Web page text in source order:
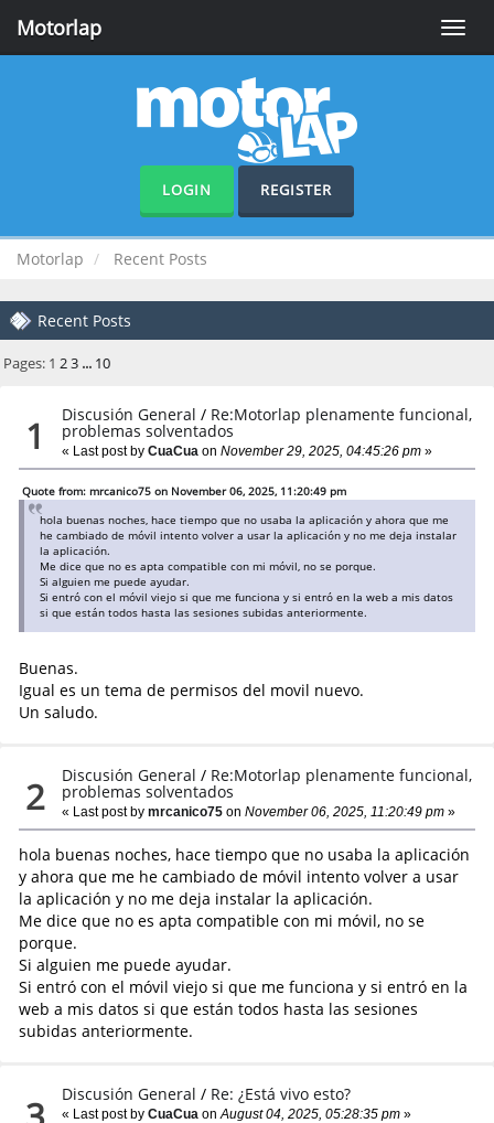
Toggle
Motorlap
LOGIN REGISTER
Motorlap Recent Posts
Recent Posts
Pages: 1 2 3 ... 10
1 Discusión General / Re:Motorlap plenamente funcional,
problemas solventados
« Last post byCuaCua on November 29, 2025, 04:45:26 pm »
Quote from: mrcanico75 on November 06, 2025, 11:20:49 pm
hola buenas noches, hace tiempo que no usaba la aplicación y ahora que me
he cambiado de móvil intento volver a usar la aplicación y no me deja instalar
la aplicación.
Me dice que no es apta compatible con mi móvil, no se porque.
Si alguien me puede ayudar.
Si entró con el móvil viejo si que me funciona y si entró en la web a mis datos
si que están todos hasta las sesiones subidas anteriormente.
Buenas.
Igual es un tema de permisos del movil nuevo.
Un saludo.
2 Discusión General / Re:Motorlap plenamente funcional,
problemas solventados
« Last post bymrcanico75 on November 06, 2025, 11:20:49 pm »
hola buenas noches, hace tiempo que no usaba la aplicación
y ahora que me he cambiado de móvil intento volver a usar
la aplicación y no me deja instalar la aplicación.
Me dice que no es apta compatible con mi móvil, no se
porque.
Si alguien me puede ayudar.
Si entró con el móvil viejo si que me funciona y si entró en la
web a mis datos si que están todos hasta las sesiones
subidas anteriormente.
Discusión General / Re: ¿Está vivo esto?
« Last post byCuaCua on August 04, 2025, 05:28:35 pm »